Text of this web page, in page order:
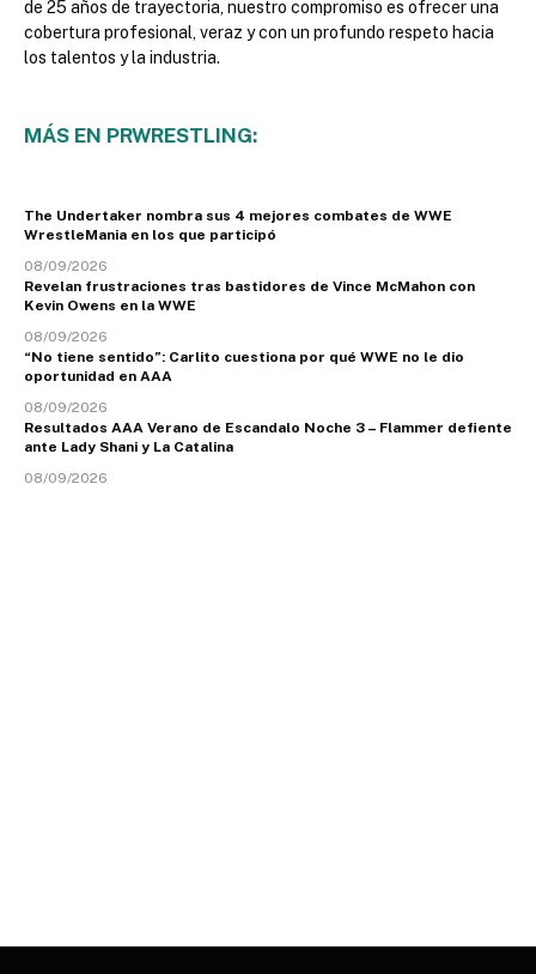
de 25 años de trayectoria, nuestro compromiso es ofrecer una
cobertura profesional, veraz y con un profundo respeto hacia
los talentos y la industria.
MÁS EN PRWRESTLING:
The Undertaker nombra sus 4 mejores combates de WWE
WrestleMania en los que participó
08/09/2026
Revelan frustraciones tras bastidores de Vince McMahon con
Kevin Owens en la WWE
08/09/2026
“No tiene sentido”: Carlito cuestiona por qué WWE no le dio
oportunidad en AAA
08/09/2026
Resultados AAA Verano de Escandalo Noche 3 – Flammer defiente
ante Lady Shani y La Catalina
08/09/2026